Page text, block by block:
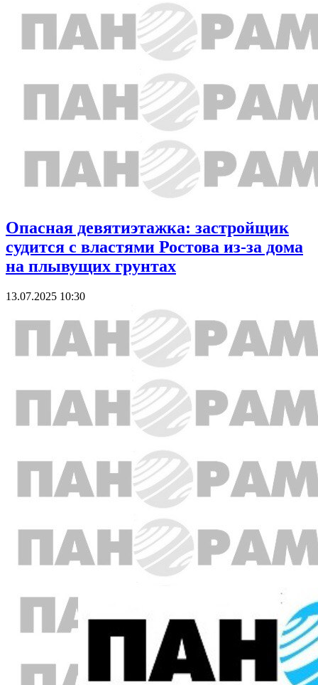
Опасная девятиэтажка: застройщик
судится с властями Ростова из-за дома
на плывущих грунтах
13.07.2025 10:30